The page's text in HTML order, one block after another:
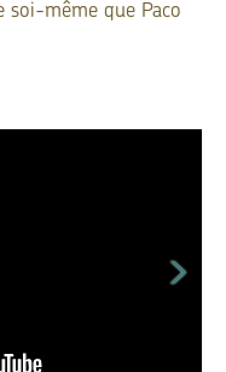
soi-même que Paco